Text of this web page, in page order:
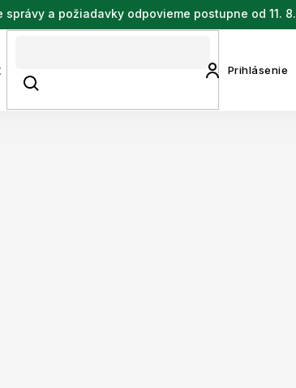
a požiadavky odpovieme postupne od 11. 8.
Prihlásenie